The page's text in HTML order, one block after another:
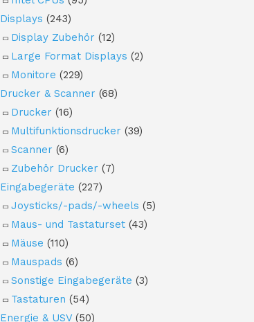
Displays (243)
Display Zubehör (12)
Large Format Displays (2)
Monitore (229)
Drucker & Scanner (68)
Drucker (16)
Multifunktionsdrucker (39)
Scanner (6)
Zubehör Drucker (7)
Eingabegeräte (227)
Joysticks/-pads/-wheels (5)
Maus- und Tastaturset (43)
Mäuse (110)
Mauspads (6)
Sonstige Eingabegeräte (3)
Tastaturen (54)
Energie & USV (50)